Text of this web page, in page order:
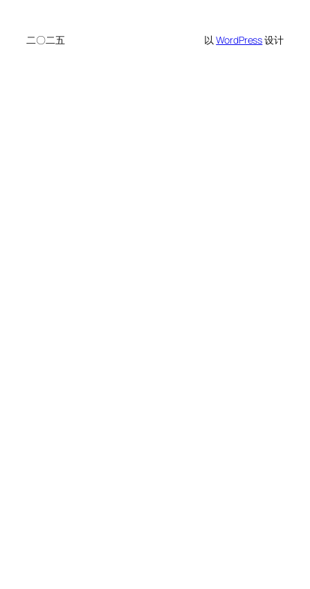
二〇二五 以WordPress设计